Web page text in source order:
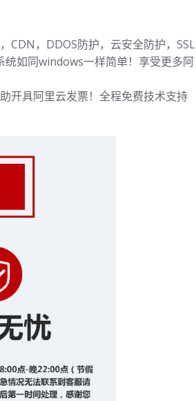
CDN，DDOS防护，云安全防护，SSL
统如同windows一样简单！享受更多阿
开具阿里云发票！全程免费技术支持